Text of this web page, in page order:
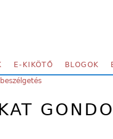
E-KIKÖTŐ BLOGOK